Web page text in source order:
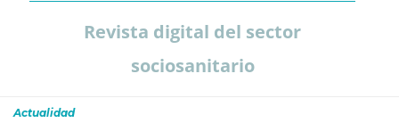
Revista digital del sector
sociosanitario
Actualidad